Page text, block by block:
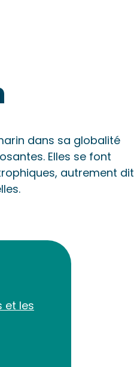
dans sa globalité
Elles se font
autrement dit
et les